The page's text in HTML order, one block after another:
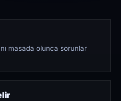
masada olunca sorunlar